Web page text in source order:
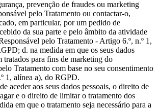
prevenção de fraudes ou marketing
pelo Tratamento ou contactar-o,
em particular, por um pedido de
da sua parte e pelo âmbito da atividade
pelo Tratamento - Artigo 6.º, n.º 1,
d. na medida em que os seus dados
tratados para fins de marketing do
Tratamento com base no seu consentimento
1, alínea a), do RGPD.
aceder aos seus dados pessoais, o direito de
e o direito de limitar o tratamento dos
em que o tratamento seja necessário para a